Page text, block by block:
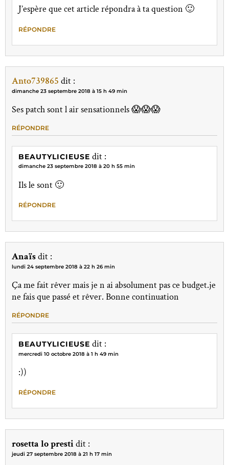
J’espère que cet article répondra à ta question 🙂
RÉPONDRE
Anto739865 dit :
dimanche 23 septembre 2018 à 15 h 49 min
Ses patch sont l air sensationnels 😱😱😱
RÉPONDRE
BEAUTYLICIEUSE dit :
dimanche 23 septembre 2018 à 20 h 55 min
Ils le sont 🙂
RÉPONDRE
Anaïsdit :
lundi 24 septembre 2018 à 22 h 26 min
Ça me fait rêver mais je n ai absolument pas ce budget.je
ne fais que passé et rêver. Bonne continuation
RÉPONDRE
BEAUTYLICIEUSE dit :
mercredi 10 octobre 2018 à 1 h 49 min
:))
RÉPONDRE
rosetta lo prestidit :
jeudi 27 septembre 2018 à 21 h 17 min